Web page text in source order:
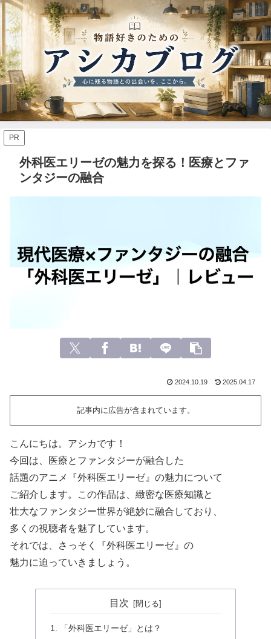
PR
外科医エリーゼの魅力を探る！医療とファ
ンタジーの融合
2024.10.19 2025.04.17
記事内に広告が含まれています。
こんにちは。アシカです！
今回は、医療とファンタジーが融合した
話題のアニメ『外科医エリーゼ』の魅力について
ご紹介します。この作品は、緻密な医療知識と
壮大なファンタジー世界が絶妙に融合しており、
多くの視聴者を魅了しています。
それでは、さっそく『外科医エリーゼ』の
魅力に迫っていきましょう。
目次
「外科医エリーゼ」とは？